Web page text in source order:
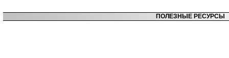
ПОЛЕЗНЫЕ РЕСУРСЫ